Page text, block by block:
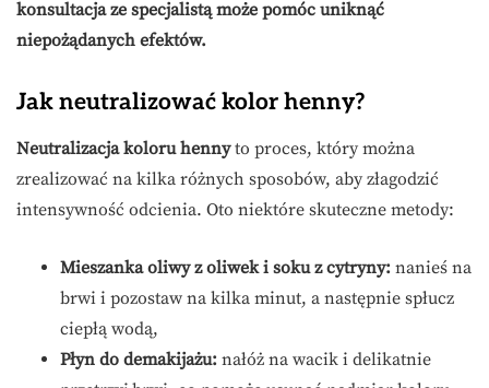
konsultacja ze specjalistą może pomóc uniknąć
niepożądanych efektów.
Jak neutralizować kolor henny?
Neutralizacja koloru hennyto proces, który można
zrealizować na kilka różnych sposobów, aby złagodzić
intensywność odcienia. Oto niektóre skuteczne metody:
Mieszanka oliwy z oliwek i soku z cytryny: nanieś na
brwi i pozostaw na kilka minut, a następnie spłucz
ciepłą wodą,
Płyn do demakijażu: nałóż na wacik i delikatnie